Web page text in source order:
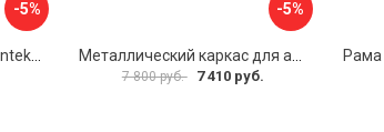
-5%
Монтажный комплект Santek САНТОРИНИ 1.WH30.2.488 00000069112
-5%
7 800 руб. 7 410 руб.